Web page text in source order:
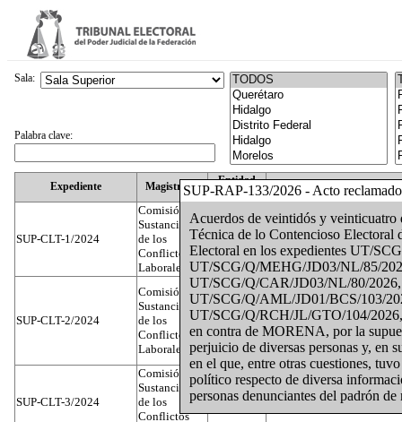
SUP-RAP-133/2026 - Acto reclamado
Acuerdos de veintidós y veinticuatro
Técnica de lo Contencioso Electoral
Electoral en los expedientes UT/
UT/SCG/Q/MEHG/JD03/NL/85/
UT/SCG/Q/CAR/JD03/NL/80/
UT/SCG/Q/AML/JD01/BCS/103/
UT/SCG/Q/RCH/JL/GTO/104/2026,
en contra de MORENA, por la
perjuicio de diversas personas y, en
en el que, entre otras cuestiones,
político respecto de diversa
personas denunciantes del padrón
Expediente Magistrado
Entidad
Federativa
SUP-CLT-1/2024
Comisión
Sustanciadora
de los
Conflictos
Laborales
Federal Juan José Serrato Velasco
SUP-CLT-2/2024
Comisión
Sustanciadora
de los
Conflictos
Laborales
Federal José Luis Muñoz Zambrano
SUP-CLT-3/2024
Comisión
Sustanciadora
de los
Conflictos
Nuevo
Dato Protegido
Sala:
Palabra clave: